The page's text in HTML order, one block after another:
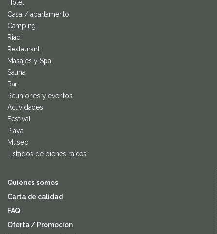
Hotel
Casa / apartamento
Camping
Riad
Restaurant
Masajes y Spa
Sauna
Bar
Reuniones y eventos
Actividades
Festival
Playa
Museo
Listados de bienes raíces
Quiènes somos
Carta de calidad
FAQ
Oferta / Promocion